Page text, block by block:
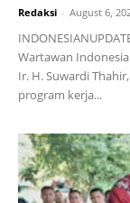
Redaksi - August 6,
Wartawan Indonesia
Ir. H. Suwardi
program kerja...